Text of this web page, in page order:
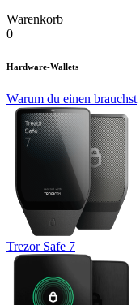
Warenkorb
0
Hardware-Wallets
Warum du einen brauchst
Trezor Safe 7